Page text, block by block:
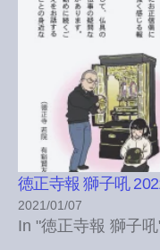
徳正寺報 獅子吼
2021/01/07
In "徳正寺報 獅子